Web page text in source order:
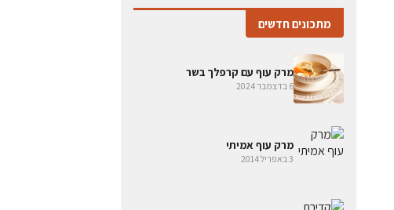
מתכונים חדשים
מרק עוף עם קרפלך בשר
6 בדצמבר 2024
מרק עוף אמיתי
3 באפריל 2014